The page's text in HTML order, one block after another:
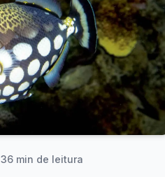
36 min de leitura